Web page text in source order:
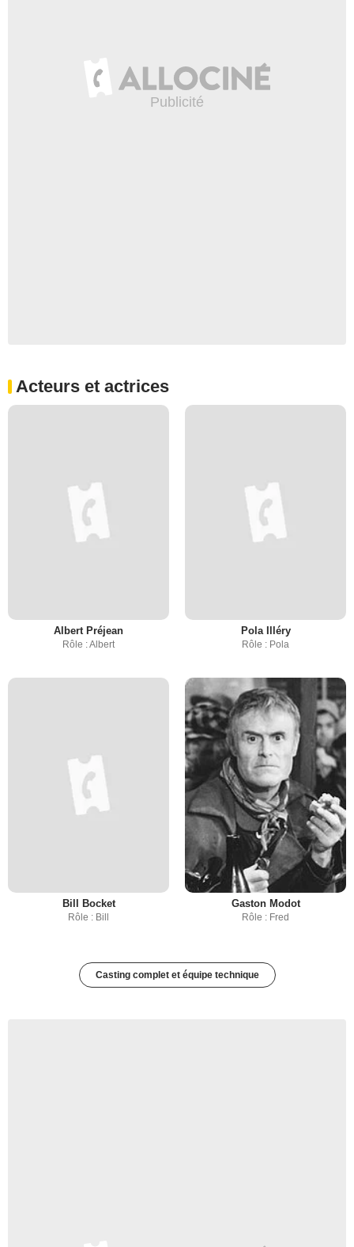
Acteurs et actrices
Albert Préjean
Rôle : Albert
Pola Illéry
Rôle : Pola
Bill Bocket
Rôle : Bill
Gaston Modot
Rôle : Fred
Casting complet et équipe technique